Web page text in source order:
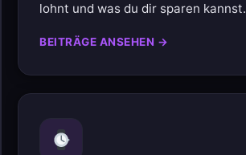
lohnt und was du dir sparen kannst.
BEITRÄGE ANSEHEN →